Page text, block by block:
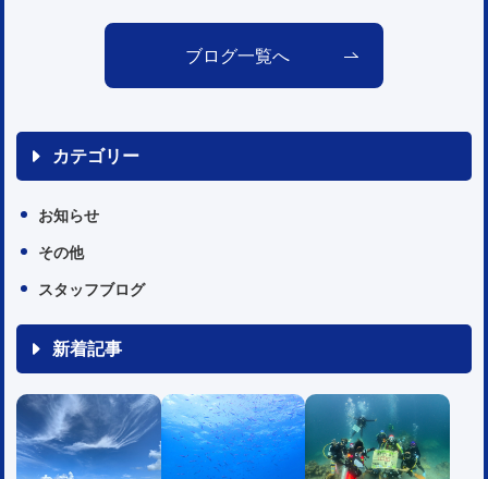
ブログ一覧へ
カテゴリー
お知らせ
その他
スタッフブログ
新着記事